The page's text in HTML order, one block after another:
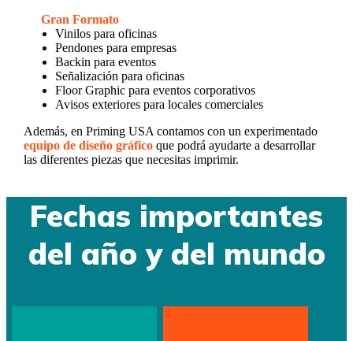
Gran Formato
Vinilos para oficinas
Pendones para empresas
Backin para eventos
Señalización para oficinas
Floor Graphic para eventos corporativos
Avisos exteriores para locales comerciales
Además, en Priming USA contamos con un experimentado
equipo de diseño gráficoque podrá ayudarte a desarrollar
las diferentes piezas que necesitas imprimir.
Fechas importantes
del año y del mundo